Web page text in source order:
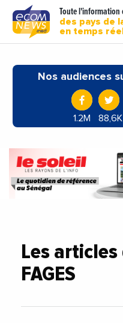
Toute l'information
des pays de
en temps réel
Nos audiences
1.2M 88,6K
Les
FAGES